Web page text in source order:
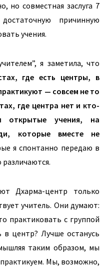
но совместная заслуга 7
причинную
учения.
я заметила, что
где есть центры, в
— совсем не то
где центра нет и кто-
открытые учения, на
которые вместе не
я спонтанно передаю в
различаются.
Дхарма-центр только
учитель. Они думают:
практиковать с группой
центр? Лучше останусь
таким образом, мы
Мы, возможно,